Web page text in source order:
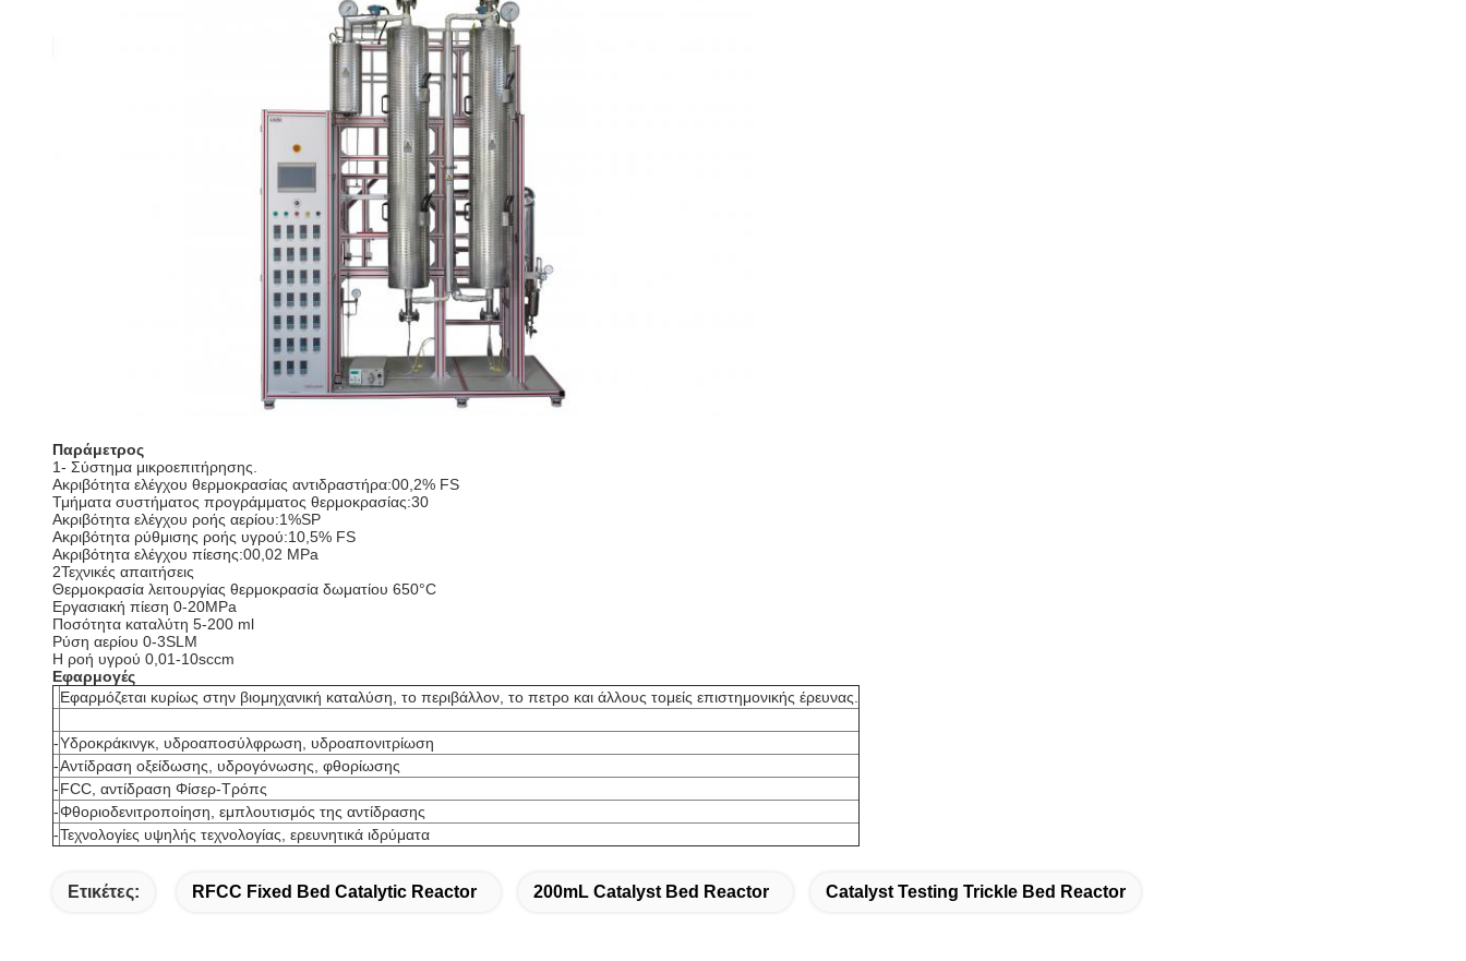
Παράμετρος
1- Σύστημα μικροεπιτήρησης.
Ακριβότητα ελέγχου θερμοκρασίας αντιδραστήρα:00,2% FS
Τμήματα συστήματος προγράμματος θερμοκρασίας:30
Ακριβότητα ελέγχου ροής αερίου:1%SP
Ακριβότητα ρύθμισης ροής υγρού:10,5% FS
Ακριβότητα ελέγχου πίεσης:00,02 MPa
2Τεχνικές απαιτήσεις
Θερμοκρασία λειτουργίας θερμοκρασία δωματίου 650°C
Εργασιακή πίεση 0-20MPa
Ποσότητα καταλύτη 5-200 ml
Ρύση αερίου 0-3SLM
Η ροή υγρού 0,01-10sccm
Εφαρμογές
Εφαρμόζεται κυρίως στην βιομηχανική καταλύση, το περιβάλλον, το πετρο και άλλους τομείς επιστημονικής έρευνας.
-Υδροκράκινγκ, υδροαποσύλφρωση, υδροαπονιτρίωση
-Αντίδραση οξείδωσης, υδρογόνωσης, φθορίωσης
-FCC, αντίδραση Φίσερ-Τρόπς
-Φθοριοδενιτροποίηση, εμπλουτισμός της αντίδρασης
-Τεχνολογίες υψηλής τεχνολογίας, ερευνητικά ιδρύματα
Ετικέτες: RFCC Fixed Bed Catalytic Reactor 200mL Catalyst Bed Reactor Catalyst Testing Trickle Bed Reactor